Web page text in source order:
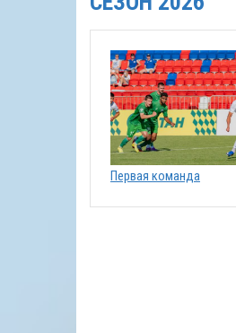
Первая команда